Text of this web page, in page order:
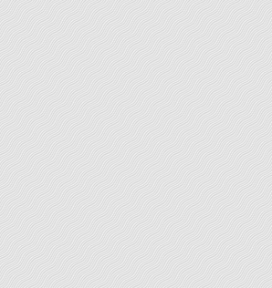
l’objet d’une correction simple
attentivement si votre texte est
ortho-typographiques, à la